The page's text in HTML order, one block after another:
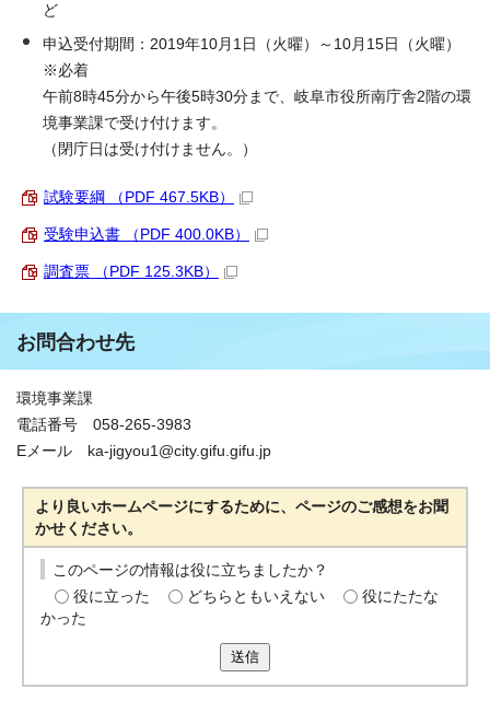
ど
申込受付期間：2019年10月1日（火曜）～10月15日（火曜）
※必着
午前8時45分から午後5時30分まで、岐阜市役所南庁舎2階の環
境事業課で受け付けます。
（閉庁日は受け付けません。）
試験要綱 （PDF 467.5KB）
受験申込書 （PDF 400.0KB）
調査票 （PDF 125.3KB）
お問合わせ先
環境事業課
電話番号 058-265-3983
Eメール ka-jigyou1@city.gifu.gifu.jp
より良いホームページにするために、ページのご感想をお聞
かせください。
このページの情報は役に立ちましたか？
役に立った
どちらともいえない
役にたたな
かった
送信